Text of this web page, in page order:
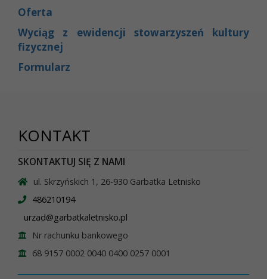
Oferta
Wyciąg z ewidencji stowarzyszeń kultury
fizycznej
Formularz
KONTAKT
SKONTAKTUJ SIĘ Z NAMI
ul. Skrzyńskich 1, 26-930 Garbatka Letnisko
486210194
urzad@garbatkaletnisko.pl
Nr rachunku bankowego
68 9157 0002 0040 0400 0257 0001